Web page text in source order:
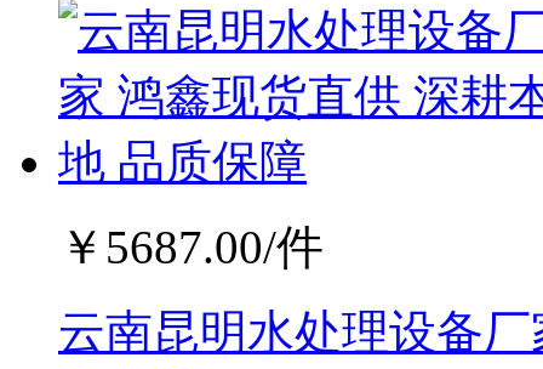
￥ 5687.00/件
云南昆明水处理设备